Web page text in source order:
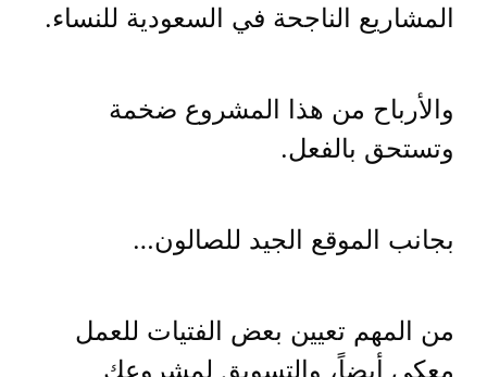
المشاريع الناجحة في السعودية للنساء.
والأرباح من هذا المشروع ضخمة
وتستحق بالفعل.
بجانب الموقع الجيد للصالون…
من المهم تعيين بعض الفتيات للعمل
معكي أيضاً، والتسويق لمشروعك